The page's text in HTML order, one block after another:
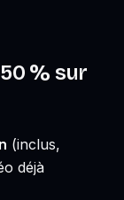
% sur
(inclus,
déjà